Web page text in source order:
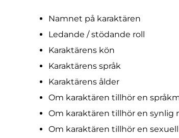
Namnet på karaktären
Ledande / stödande roll
Karaktärens kön
Karaktärens språk
Karaktärens ålder
Om karaktären tillhör en
Om karaktären tillhör en synlig
Om karaktären tillhör en